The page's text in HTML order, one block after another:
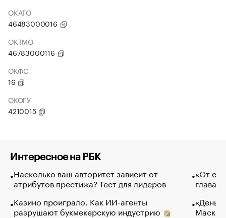
ОКАТО
46483000016
ОКТМО
46783000116
ОКФС
16
ОКОГУ
4210015
Интересное на РБК
Насколько ваш авторитет зависит от
атрибутов престижа? Тест для лидеров
Казино проиграло. Как ИИ-агенты
разрушают букмекерскую индустрию
«От
глава
Маск в